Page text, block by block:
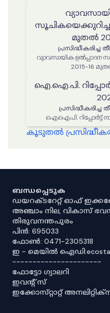
മുതൽ
പ്രസിദ്ധീകരിച്ച
വ്യാവസായിക ഉൽപ്പാദന
2015-16
ഐ.ഐ.പി.
പ്രസിദ്ധീകരിച്ച
ഐ.ഐ.പി. റിപ്പോർട്ട്
കൂടുതൽ
ബന്ധപ്പെടുക
ഡയറക്ടറേറ്റ് ഓഫ്
അഞ്ചാം നില, വികാസ്
തിരുവനന്തപുരം
പിൻ: 695033
ഫോൺ: 0471-2305318
ഇ - മെയിൽ
----------------------
ഫോട്ടോ ഗ്യാലറി
ഇവൻ്റ് സ്
ഇക്കോസ്‌റ്റാറ്റ്